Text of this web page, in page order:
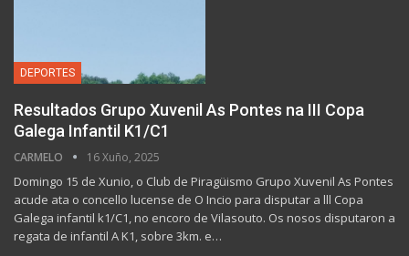
DEPORTES
Resultados Grupo Xuvenil As Pontes na III Copa
Galega Infantil K1/C1
CARMELO 16 Xuño, 2025
Domingo 15 de Xunio, o Club de Piragüismo Grupo Xuvenil As Pontes
acude ata o concello lucense de O Incio para disputar a lll Copa
Galega infantil k1/C1, no encoro de Vilasouto. Os nosos disputaron a
regata de infantil A K1, sobre 3km. e…